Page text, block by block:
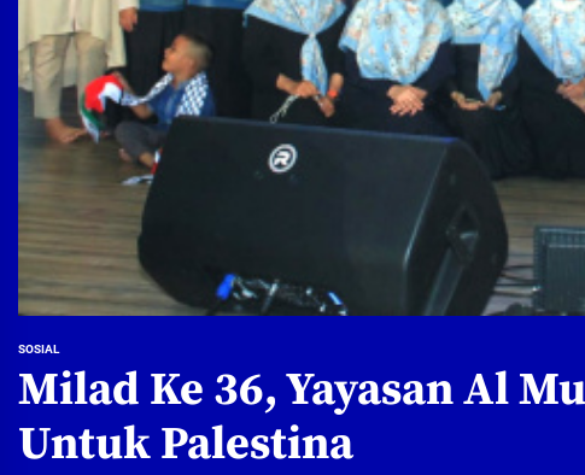
SOSIAL
Milad Ke 36, Yayasan Al
Untuk Palestina